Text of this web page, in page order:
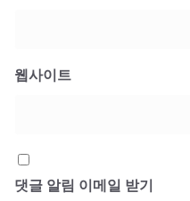
웹사이트
댓글 알림 이메일 받기